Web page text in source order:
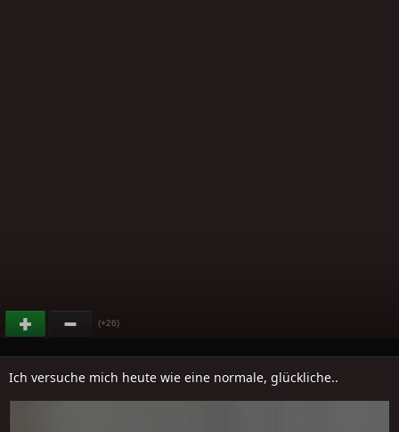
(+26)
Ich versuche mich heute wie eine normale, glückliche..